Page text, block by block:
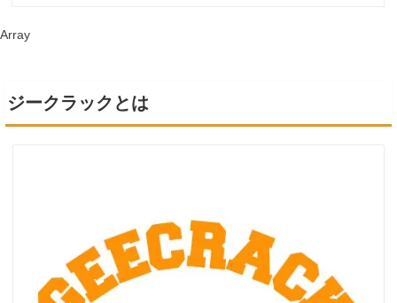
Array
ジークラックとは